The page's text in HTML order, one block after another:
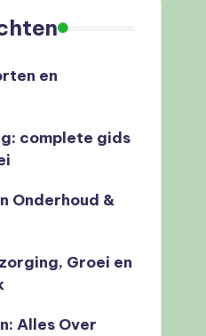
en
complete gids
Onderhoud &
Groei en
Alles Over